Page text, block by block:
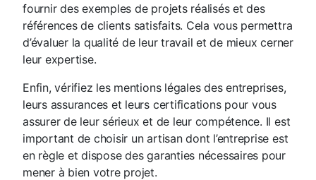
fournir des exemples de projets réalisés et des
références de clients satisfaits. Cela vous permettra
d’évaluer la qualité de leur travail et de mieux cerner
leur expertise.
Enfin, vérifiez les mentions légales des entreprises,
leurs assurances et leurs certifications pour vous
assurer de leur sérieux et de leur compétence. Il est
important de choisir un artisan dont l’entreprise est
en règle et dispose des garanties nécessaires pour
mener à bien votre projet.